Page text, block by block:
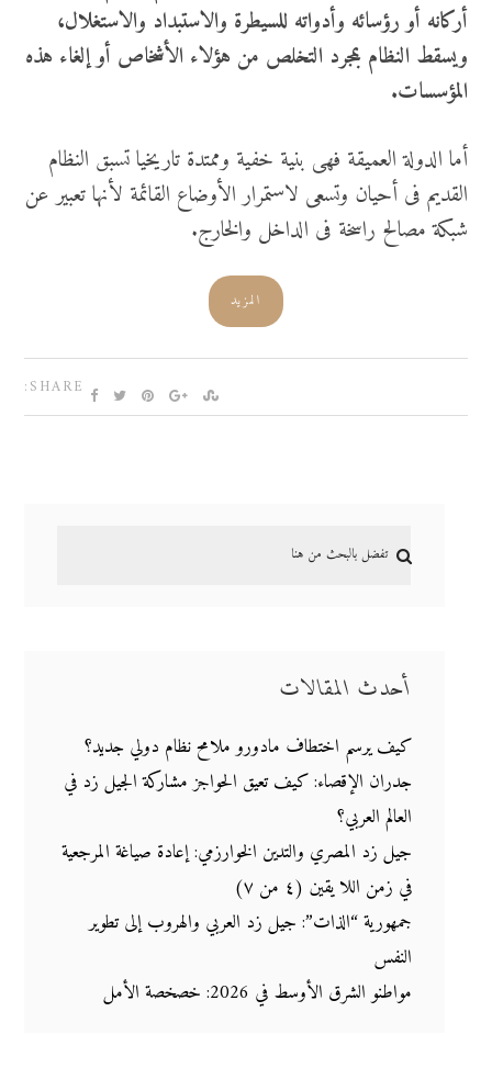
أركانه أو رؤسائه وأدواته للسيطرة والاستبداد والاستغلال،
ويسقط النظام بمجرد التخلص من هؤلاء الأشخاص أو إلغاء هذه
المؤسسات.
أما الدولة العميقة فهى بنية خفية وممتدة تاريخيا تسبق النظام
القديم فى أحيان وتسعى لاستمرار الأوضاع القائمة لأنها تعبير عن
شبكة مصالح راسخة فى الداخل والخارج.
المزيد
SHARE:
أحدث المقالات
كيف يرسم اختطاف مادورو ملامح نظام دولي جديد؟
جدران الإقصاء: كيف تعيق الحواجز مشاركة الجيل زد في
العالم العربي؟
جيل زد المصري والتدين الخوارزمي: إعادة صياغة المرجعية
في زمن اللا يقين (٤ من ٧)
جمهورية “الذات”: جيل زد العربي والهروب إلى تطوير
النفس
مواطنو الشرق الأوسط في 2026: خصخصة الأمل